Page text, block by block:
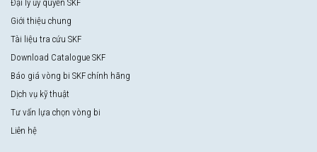
Đại lý ủy quyền SKF
Giới thiệu chung
Tài liệu tra cứu SKF
Download Catalogue SKF
Báo giá vòng bi SKF chính hãng
Dịch vụ kỹ thuật
Tư vấn lựa chọn vòng bi
Liên hệ